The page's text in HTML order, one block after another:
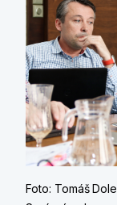
Foto: Tomáš